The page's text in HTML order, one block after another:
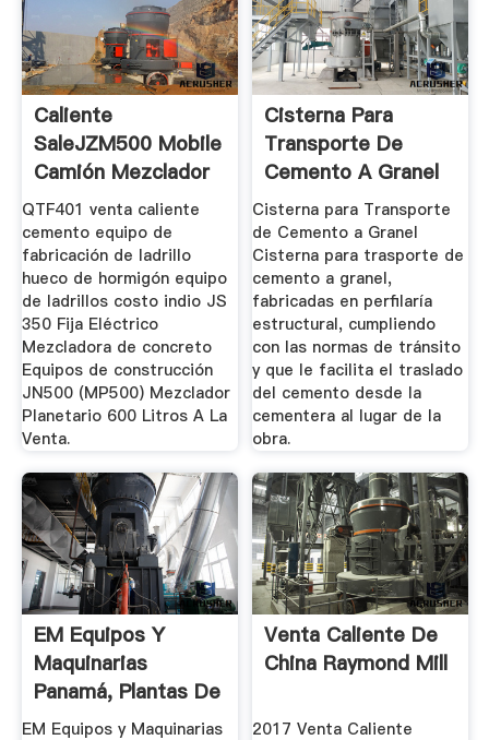
Caliente
SaleJZM500 Mobile
Camión Mezclador
De Concreto ...
QTF401 venta caliente
cemento equipo de
fabricación de ladrillo
hueco de hormigón equipo
de ladrillos costo indio JS
350 Fija Eléctrico
Mezcladora de concreto
Equipos de construcción
JN500 (MP500) Mezclador
Planetario 600 Litros A La
Venta.
Cisterna Para
Transporte De
Cemento A Granel
Cisterna para Transporte
de Cemento a Granel
Cisterna para trasporte de
cemento a granel,
fabricadas en perfilaría
estructural, cumpliendo
con las normas de tránsito
y que le facilita el traslado
del cemento desde la
cementera al lugar de la
obra.
EM Equipos Y
Maquinarias
Panamá, Plantas De
Concreto ...
EM Equipos y Maquinarias
Venta Caliente De
China Raymond Mill
2017 Venta Caliente